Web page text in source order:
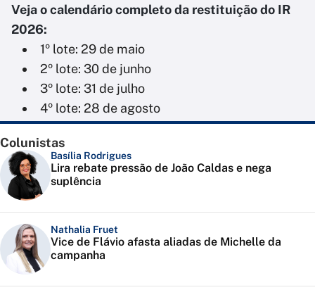
Veja o calendário completo da restituição do IR
2026:
1º lote: 29 de maio
2º lote: 30 de junho
3º lote: 31 de julho
4º lote: 28 de agosto
Colunistas
Basília Rodrigues
Lira rebate pressão de João Caldas e nega
suplência
Nathalia Fruet
Vice de Flávio afasta aliadas de Michelle da
campanha